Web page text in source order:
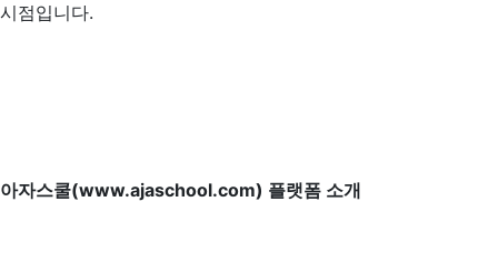
시점입니다.
아자스쿨(www.ajaschool.com) 플랫폼 소개